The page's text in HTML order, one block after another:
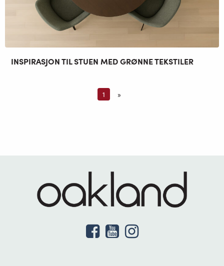
INSPIRASJON TIL STUEN MED GRØNNE TEKSTILER
1 »